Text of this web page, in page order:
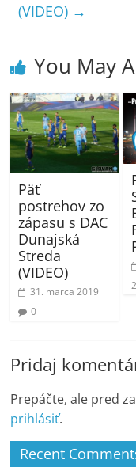
(VIDEO) →
You May
Päť
postrehov zo
zápasu s DAC
Dunajská
Streda
(VIDEO)
31. marca 2019
0
Pridaj
Prepáčte, ale pred
prihlásiť.
Recent